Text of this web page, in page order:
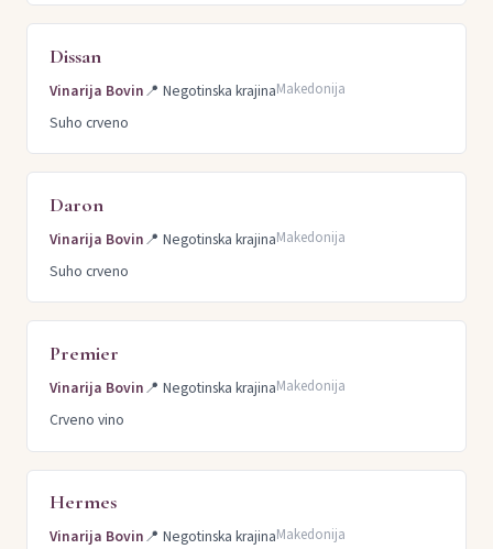
Dissan
Vinarija Bovin📍 Negotinska krajinaMakedonija
Suho crveno
Daron
Vinarija Bovin📍 Negotinska krajinaMakedonija
Suho crveno
Premier
Vinarija Bovin📍 Negotinska krajinaMakedonija
Crveno vino
Hermes
Vinarija Bovin📍 Negotinska krajinaMakedonija